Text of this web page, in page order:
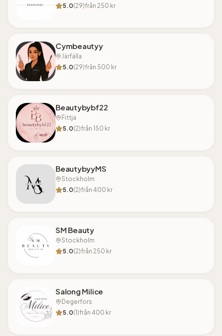
5.0(29)från 250 kr
Cymbeautyy
Järfälla
5.0(29)från 500 kr
Beautybybf22
Fittja
5.0(2)från 150 kr
BeautybyyMS
Stockholm
5.0(2)från 400 kr
SM Beauty
Stockholm
5.0(2)från 250 kr
Salong Milice
Degerfors
5.0(1)från 400 kr